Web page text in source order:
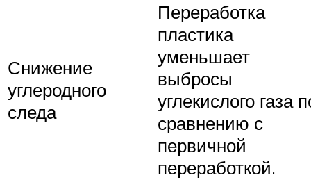
Снижение
углеродного
следа
Переработка
пластика
уменьшает
выбросы
углекислого газа
сравнению с
первичной
переработкой.